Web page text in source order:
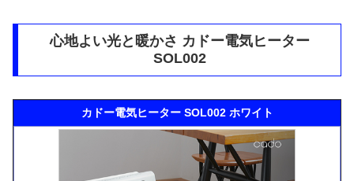
心地よい光と暖かさ カドー電気ヒーター
SOL002
カドー電気ヒーター SOL002 ホワイト